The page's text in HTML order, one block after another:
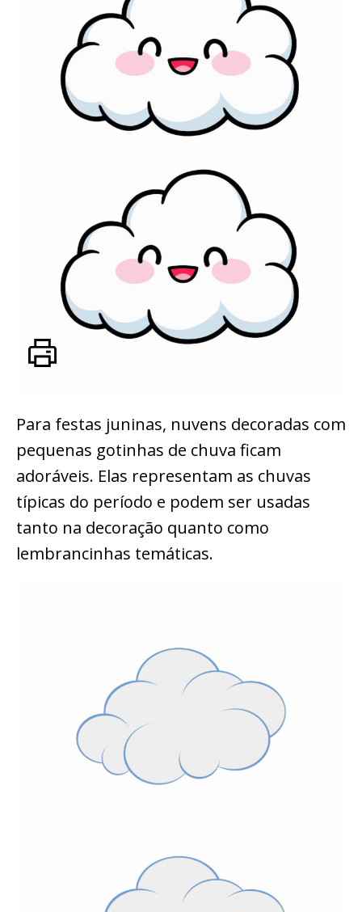
Para festas juninas, nuvens decoradas com
pequenas gotinhas de chuva ficam
adoráveis. Elas representam as chuvas
típicas do período e podem ser usadas
tanto na decoração quanto como
lembrancinhas temáticas.